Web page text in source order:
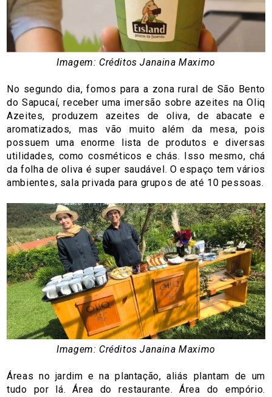
Imagem: Créditos Janaina Maximo
No segundo dia, fomos para a zona rural de São Bento
do Sapucaí, receber uma imersão sobre azeites na Oliq
Azeites, produzem azeites de oliva, de abacate e
aromatizados, mas vão muito além da mesa, pois
possuem uma enorme lista de produtos e diversas
utilidades, como cosméticos e chás. Isso mesmo, chá
da folha de oliva é super saudável. O espaço tem vários
ambientes, sala privada para grupos de até 10 pessoas.
Imagem: Créditos Janaina Maximo
Áreas no jardim e na plantação, aliás plantam de um
tudo por lá. Área do restaurante. Área do empório.